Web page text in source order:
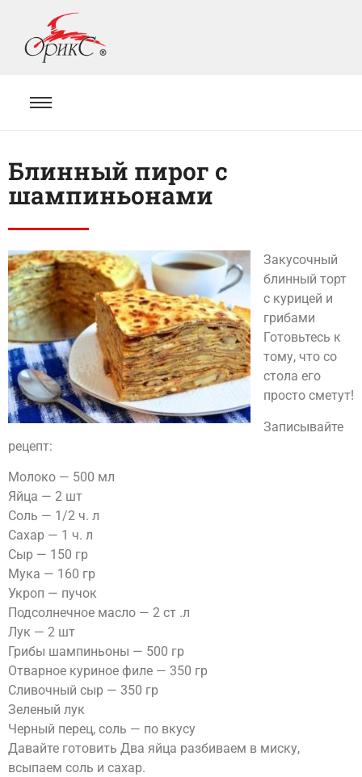
Блинный пирог с
шампиньонами
Закусочный
блинный торт
с курицей и
грибами
Готовьтесь к
тому, что со
стола его
просто сметут!
Записывайте
рецепт:
Молоко — 500 мл
Яйца — 2 шт
Соль — 1/2 ч. л
Сахар — 1 ч. л
Сыр — 150 гр
Мука — 160 гр
Укроп — пучок
Подсолнечное масло — 2 ст .л
Лук — 2 шт
Грибы шампиньоны — 500 гр
Отварное куриное филе — 350 гр
Сливочный сыр — 350 гр
Зеленый лук
Черный перец, соль — по вкусу
Давайте готовить Два яйца разбиваем в миску,
всыпаем соль и сахар.